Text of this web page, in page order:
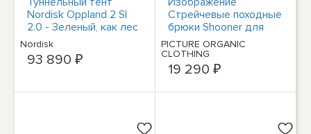
Nordisk Oppland 2 SI
2.0 - Зеленый, как лес
Nordisk
93 890 ₽
Стрейчевые походные
брюки Shooner для
мужчин - Partridge
PICTURE ORGANIC
CLOTHING
19 290 ₽